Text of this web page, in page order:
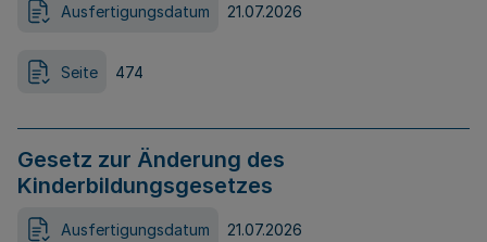
Ausfertigungsdatum 21.07.2026
Seite 474
Gesetz zur Änderung des
Kinderbildungsgesetzes
Ausfertigungsdatum 21.07.2026